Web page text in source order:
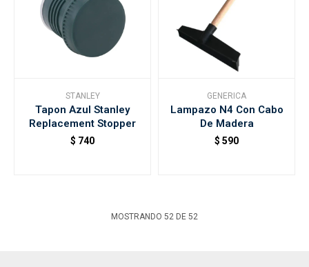
STANLEY
Tapon Azul Stanley
Replacement Stopper
$ 740
GENERICA
Lampazo N4 Con Cabo
De Madera
$ 590
MOSTRANDO 52 DE 52